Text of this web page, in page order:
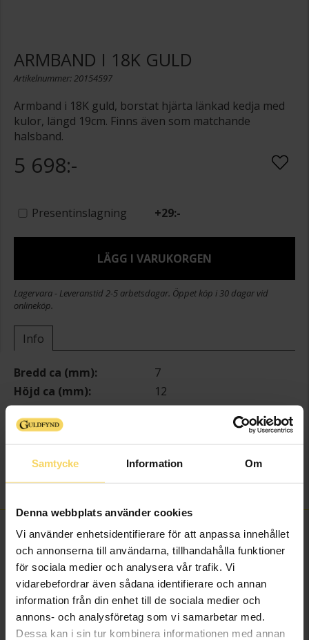
Samtycke Information Om
Denna webbplats använder cookies
Vi använder enhetsidentifierare för att anpassa innehållet
och annonserna till användarna, tillhandahålla funktioner
för sociala medier och analysera vår trafik. Vi
vidarebefordrar även sådana identifierare och annan
information från din enhet till de sociala medier och
annons- och analysföretag som vi samarbetar med.
Dessa kan i sin tur kombinera informationen med annan
ARMBAND I 18K GULD
Artikelnummer: 20154597
Armband i 18K guld, borstat hjärta länkad kedja med
kulor, längd 19cm. Finns även som matchande
halsband.
5 698:-
Presentinslagning +29:-
LÄGG I VARUKORGEN
Lagervara - Leveranstid 2-5 arbetsdagar. Öppet köp i 30 dagar vid
onlineköp.
Info
Bredd ca (mm)
7
Höjd ca (mm)
12
Längd ca (cm)
19
Varumärke
Ädelmetall
18K Gold
Vikt ca (gram)
FINNS OCKSÅ SOM